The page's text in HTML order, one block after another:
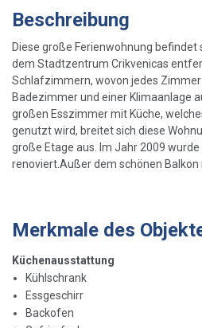
Beschreibung
Diese große Ferienwohnung befindet
dem Stadtzentrum Crikvenicas
Schlafzimmern, wovon jedes
Badezimmer und einer Klimaanlage
großen Esszimmer mit Küche,
genutzt wird, breitet sich diese
große Etage aus. Im Jahr 2009
renoviert.Außer dem schönen Balkon
Merkmale des
Küchenausstattung
Kühlschrank
Essgeschirr
Backofen